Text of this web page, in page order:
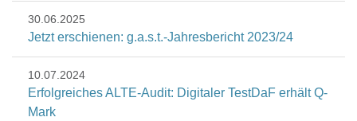
30.06.2025
Jetzt erschienen: g.a.s.t.-Jahresbericht 2023/24
10.07.2024
Erfolgreiches ALTE-Audit: Digitaler TestDaF erhält Q-
Mark